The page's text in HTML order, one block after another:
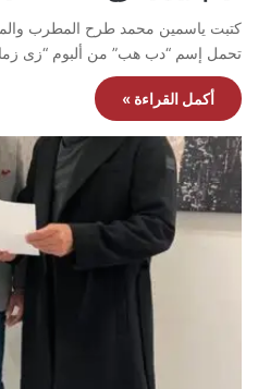
كتبت ياسمين محمد طرح المطرب
تحمل إسم “دب هب” من ألبوم “زى
أكمل القراءة »